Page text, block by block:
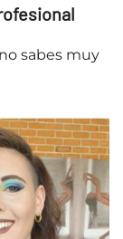
sabes muy